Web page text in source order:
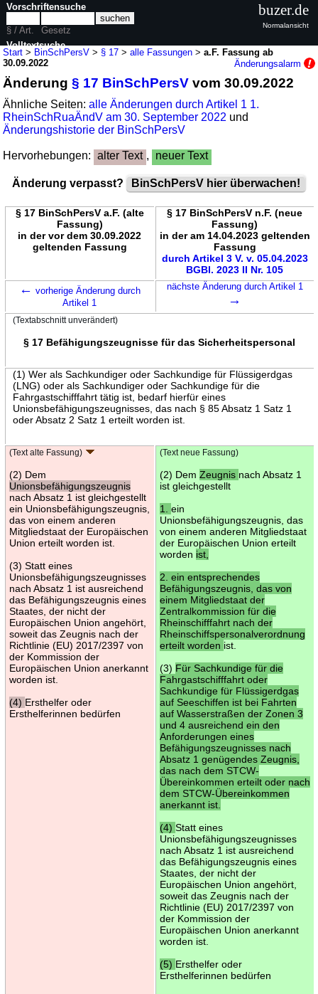
Start > BinSchPersV > § 17 >alle Fassungen >a.F. Fassung ab
30.09.2022
Änderungsalarm
Änderung§ 17 BinSchPersV vom 30.09.2022
Ähnliche Seiten:alle Änderungen durch Artikel 1 1.
RheinSchRuaÄndV am 30. September 2022 und
Änderungshistorie der BinSchPersV
Hervorhebungen: alter Text , neuer Text
Änderung verpasst? BinSchPersV hier überwachen!
§ 17 BinSchPersV a.F. (alte
Fassung)
in der vor dem 30.09.2022
geltenden Fassung
§ 17 BinSchPersV n.F. (neue
Fassung)
in der am 14.04.2023 geltenden
Fassung
durch Artikel 3 V. v. 05.04.2023
BGBl. 2023 II Nr. 105
← vorherige Änderung durch
Artikel 1
nächste Änderung durch Artikel 1
→
(Textabschnitt unverändert)
§ 17 Befähigungszeugnisse für das Sicherheitspersonal
(1) Wer als Sachkundiger oder Sachkundige für Flüssigerdgas
(LNG) oder als Sachkundiger oder Sachkundige für die
Fahrgastschifffahrt tätig ist, bedarf hierfür eines
Unionsbefähigungszeugnisses, das nach § 85 Absatz 1 Satz 1
oder Absatz 2 Satz 1 erteilt worden ist.
(Text alte Fassung)
(2) Dem
Unionsbefähigungszeugnis
nach Absatz 1 ist gleichgestellt
ein Unionsbefähigungszeugnis,
das von einem anderen
Mitgliedstaat der Europäischen
Union erteilt worden ist.
(3) Statt eines
Unionsbefähigungszeugnisses
nach Absatz 1 ist ausreichend
das Befähigungszeugnis eines
Staates, der nicht der
Europäischen Union angehört,
soweit das Zeugnis nach der
Richtlinie (EU) 2017/2397 von
der Kommission der
Europäischen Union anerkannt
worden ist.
(4) Ersthelfer oder
Ersthelferinnen bedürfen
(Text neue Fassung)
(2) Dem Zeugnis nach Absatz 1
ist gleichgestellt
1. ein
Unionsbefähigungszeugnis, das
von einem anderen Mitgliedstaat
der Europäischen Union erteilt
worden ist,
2. ein entsprechendes
Befähigungszeugnis, das von
einem Mitgliedstaat der
Zentralkommission für die
Rheinschifffahrt nach der
Rheinschiffspersonalverordnung
erteilt worden ist.
(3) Für Sachkundige für die
Fahrgastschifffahrt oder
Sachkundige für Flüssigerdgas
auf Seeschiffen ist bei Fahrten
auf Wasserstraßen der Zonen 3
und 4 ausreichend ein den
Anforderungen eines
Befähigungszeugnisses nach
Absatz 1 genügendes Zeugnis,
das nach dem STCW-
Übereinkommen erteilt oder nach
dem STCW-Übereinkommen
anerkannt ist.
(4) Statt eines
Unionsbefähigungszeugnisses
nach Absatz 1 ist ausreichend
das Befähigungszeugnis eines
Staates, der nicht der
Europäischen Union angehört,
soweit das Zeugnis nach der
Richtlinie (EU) 2017/2397 von
der Kommission der
Europäischen Union anerkannt
worden ist.
(5) Ersthelfer oder
Ersthelferinnen bedürfen
Vorschriftensuche
§ / Art.
Gesetz
Volltextsuche
buzer.de
Normalansicht